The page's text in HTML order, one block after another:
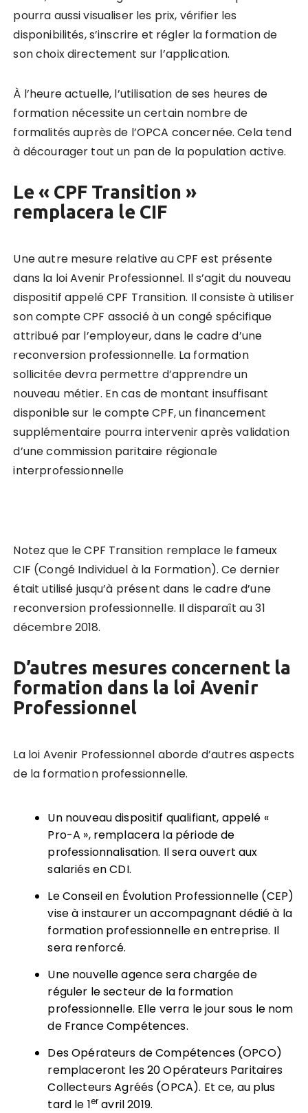
pourra aussi visualiser les prix, vérifier les
disponibilités, s’inscrire et régler la formation de
son choix directement sur l’application.
À l’heure actuelle, l’utilisation de ses heures de
formation nécessite un certain nombre de
formalités auprès de l’OPCA concernée. Cela tend
à décourager tout un pan de la population active.
Le « CPF Transition »
remplacera le CIF
Une autre mesure relative au CPF est présente
dans la loi Avenir Professionnel. Il s’agit du nouveau
dispositif appelé CPF Transition. Il consiste à utiliser
son compte CPF associé à un congé spécifique
attribué par l’employeur, dans le cadre d’une
reconversion professionnelle. La formation
sollicitée devra permettre d’apprendre un
nouveau métier. En cas de montant insuffisant
disponible sur le compte CPF, un financement
supplémentaire pourra intervenir après validation
d’une commission paritaire régionale
interprofessionnelle
Notez que le CPF Transition remplace le fameux
CIF (Congé Individuel à la Formation). Ce dernier
était utilisé jusqu’à présent dans le cadre d’une
reconversion professionnelle. Il disparaît au 31
décembre 2018.
D’autres mesures concernent la
formation dans la loi Avenir
Professionnel
La loi Avenir Professionnel aborde d’autres aspects
de la formation professionnelle.
Un nouveau dispositif qualifiant, appelé «
Pro-A », remplacera la période de
professionnalisation. Il sera ouvert aux
salariés en CDI.
Le Conseil en Évolution Professionnelle (CEP)
vise à instaurer un accompagnant dédié à la
formation professionnelle en entreprise. Il
sera renforcé.
Une nouvelle agence sera chargée de
réguler le secteur de la formation
professionnelle. Elle verra le jour sous le nom
de France Compétences.
Des Opérateurs de Compétences (OPCO)
remplaceront les 20 Opérateurs Paritaires
Collecteurs Agréés (OPCA). Et ce, au plus
tard le 1er avril 2019.